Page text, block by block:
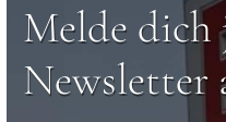
Melde
Newsletter